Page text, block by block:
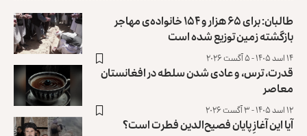
طالبان: برای ۶۵ هزار و ۱۵۴ خانواده‌ی مهاجر
بازگشته زمین توزیع ‏شده است
۱۴ اسد ۱۴۰۵ - ۵ آگست ۲۰۲۶
قدرت، ترس، و عادی ‌شدن سلطه در افغانستان
معاصر
۱۲ اسد ۱۴۰۵ - ۳ آگست ۲۰۲۶
آیا این آغازِ پایان فصیح‌الدین فطرت است؟